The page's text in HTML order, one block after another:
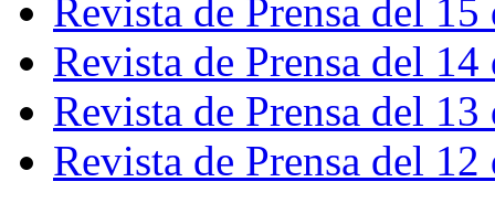
Revista de Prensa del
Revista de Prensa del
Revista de Prensa del
Revista de Prensa del